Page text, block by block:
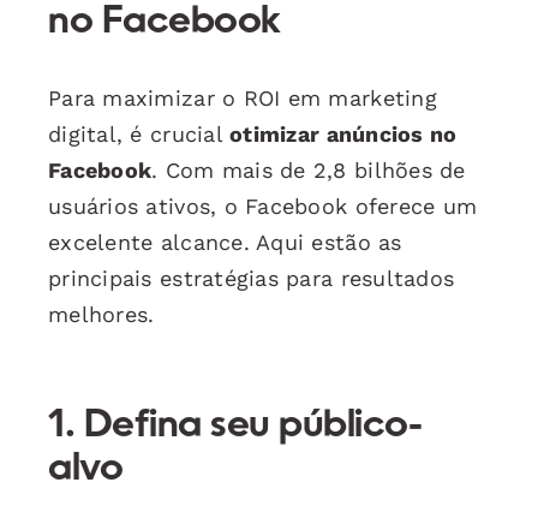
no Facebook
Para maximizar o ROI em marketing
digital, é crucialotimizar anúncios no
Facebook. Com mais de 2,8 bilhões de
usuários ativos, o Facebook oferece um
excelente alcance. Aqui estão as
principais estratégias para resultados
melhores.
1. Defina seu público-
alvo